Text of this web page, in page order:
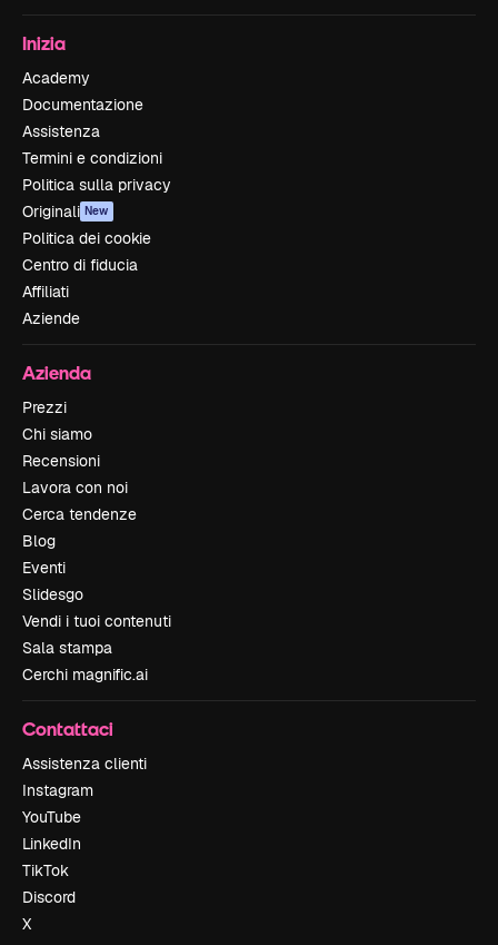
Inizia
Academy
Documentazione
Assistenza
Termini e condizioni
Politica sulla privacy
Originali New
Politica dei cookie
Centro di fiducia
Affiliati
Aziende
Azienda
Prezzi
Chi siamo
Recensioni
Lavora con noi
Cerca tendenze
Blog
Eventi
Slidesgo
Vendi i tuoi contenuti
Sala stampa
Cerchi magnific.ai
Contattaci
Assistenza clienti
Instagram
YouTube
LinkedIn
TikTok
Discord
X